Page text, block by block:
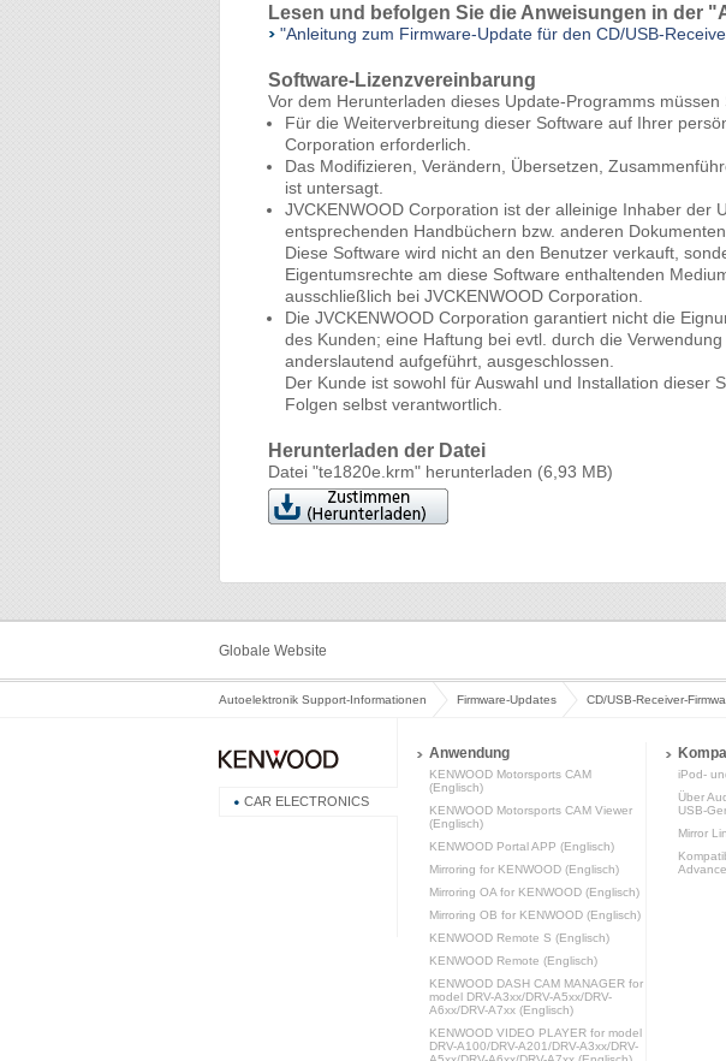
Lesen und befolgen Sie die Anweisungen in der
"Anleitung zum Firmware-Update für den CD/USB-
Software-Lizenzvereinbarung
Vor dem Herunterladen dieses Update-Programms
Für die Weiterverbreitung dieser Software auf Ihrer
Corporation erforderlich.
Das Modifizieren, Verändern, Übersetzen,
ist untersagt.
JVCKENWOOD Corporation ist der alleinige Inhaber
entsprechenden Handbüchern bzw. anderen Dokumenten.
Diese Software wird nicht an den Benutzer verkauft,
Eigentumsrechte am diese Software enthaltenden
ausschließlich bei JVCKENWOOD Corporation.
Die JVCKENWOOD Corporation garantiert nicht die
des Kunden; eine Haftung bei evtl. durch die
anderslautend aufgeführt, ausgeschlossen.
Der Kunde ist sowohl für Auswahl und Installation dieser
Folgen selbst verantwortlich.
Herunterladen der Datei
Datei "te1820e.krm" herunterladen (6,93 MB)
Globale Website
Autoelektronik Support-Informationen Firmware-Updates CD/USB-Receiver-
CAR ELECTRONICS
Anwendung
KENWOOD Motorsports CAM
(Englisch)
KENWOOD Motorsports CAM Viewer
(Englisch)
KENWOOD Portal APP (Englisch)
Mirroring for KENWOOD (Englisch)
Mirroring OA for KENWOOD (Englisch)
Mirroring OB for KENWOOD (Englisch)
KENWOOD Remote S (Englisch)
KENWOOD Remote (Englisch)
KENWOOD DASH CAM MANAGER for
model DRV-A3xx/DRV-A5xx/DRV-
A6xx/DRV-A7xx (Englisch)
KENWOOD VIDEO PLAYER for model
DRV-A100/DRV-A201/DRV-A3xx/DRV-
iPod-
Über
USB-
Mirror